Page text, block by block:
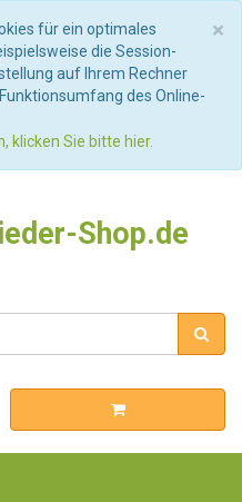
×
für ein optimales
die Session-
auf Ihrem Rechner
des Online-
klicken Sie bitte hier.
Shop.de